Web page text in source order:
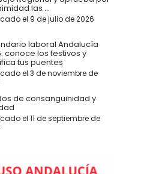
las ...
el 9 de julio de 2026
laboral Andalucía
conoce los festivos y
tus puentes
el 3 de noviembre de
de consanguinidad y
el 11 de septiembre de